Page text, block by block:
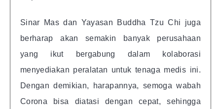
Sinar Mas dan Yayasan Buddha Tzu Chi juga
berharap akan semakin banyak perusahaan
yang ikut bergabung dalam kolaborasi
menyediakan peralatan untuk tenaga medis ini.
Dengan demikian, harapannya, semoga wabah
Corona bisa diatasi dengan cepat, sehingga